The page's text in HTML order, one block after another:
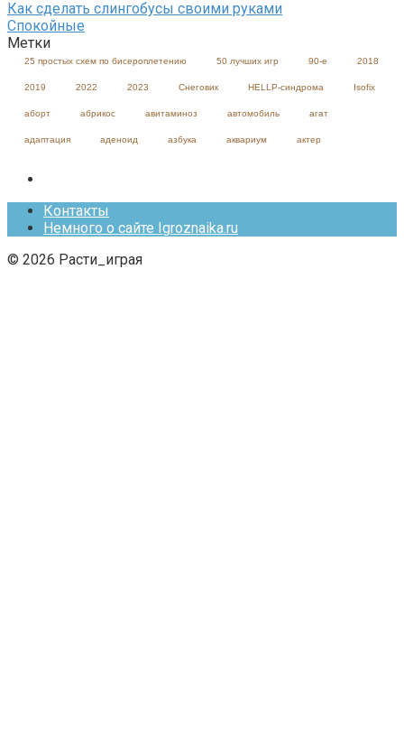
Как сделать слингобусы своими руками
Спокойные
Метки
25 простых схем по бисероплетению 50 лучших игр 90-е 2018
2019 2022 2023 Cнеговик HELLP-синдрома Isofix
аборт абрикос авитаминоз автомобиль агат
адаптация аденоид азбука аквариум актер
Контакты
Немного о сайте Igroznaika.ru
© 2026 Расти_играя